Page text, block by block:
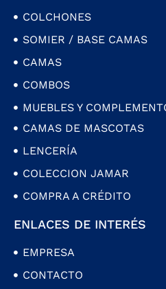
COLCHONES
SOMIER / BASE CAMAS
CAMAS
COMBOS
MUEBLES Y
CAMAS DE MASCOTAS
LENCERÍA
COLECCION JAMAR
COMPRA A CRÉDITO
ENLACES DE INTERÉS
EMPRESA
CONTACTO